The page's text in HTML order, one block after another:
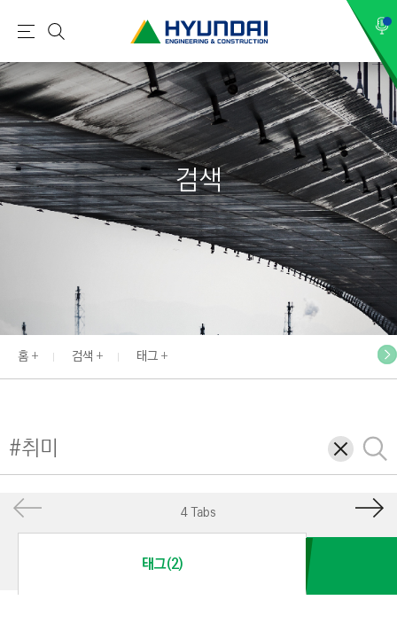
현
건
설
(
H
Y
U
N
E
N
I
메
뉴
검
색
검색
홈 검색 태그
삭
제
검
색
4 Tabs
태그(2)